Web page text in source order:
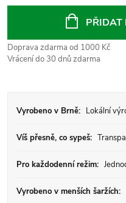
PŘIDAT
Doprava zdarma od 1000 Kč
Vrácení do 30 dnů zdarma
Vyrobeno v Brně: Lokální
Víš přesně, co sypeš:
Pro každodenní režim:
Vyrobeno v menších šaržích: